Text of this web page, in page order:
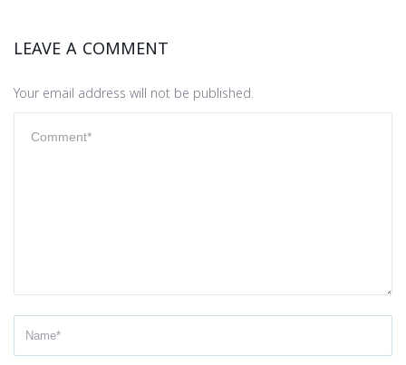
LEAVE A COMMENT
Your email address will not be published.